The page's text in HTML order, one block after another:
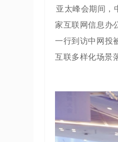
亚太峰会期间，
家互联网信息办
一行到访中网投
互联多样化场景